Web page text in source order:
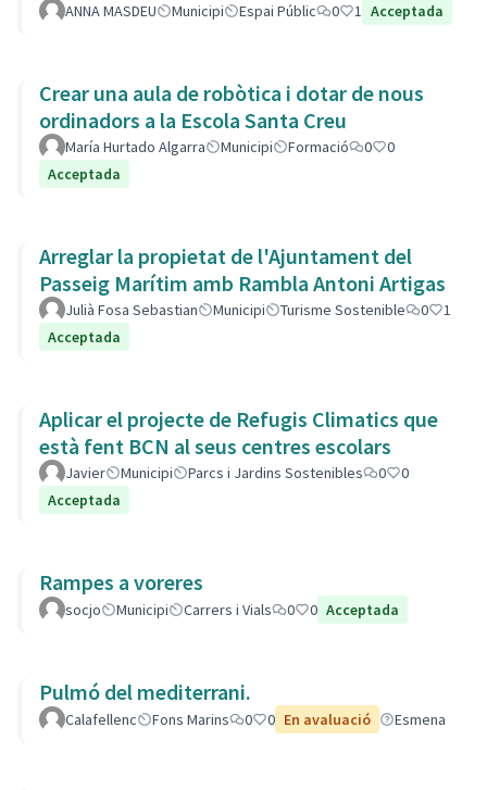
ANNA MASDEU Municipi Espai Públic 0 1 Acceptada
Crear una aula de robòtica i dotar de nous
ordinadors a la Escola Santa Creu
María Hurtado Algarra Municipi Formació 0
0
Acceptada
Arreglar la propietat de l'Ajuntament del
Passeig Marítim amb Rambla Antoni Artigas
Julià Fosa Sebastian Municipi Turisme Sostenible 0
1
Acceptada
Aplicar el projecte de Refugis Climatics que
està fent BCN al seus centres escolars
Javier Municipi Parcs i Jardins Sostenibles 0
0
Acceptada
Rampes a voreres
socjo Municipi Carrers i Vials 0 0 Acceptada
Pulmó del mediterrani.
Calafellenc Fons Marins 0 0 En avaluació Esmena